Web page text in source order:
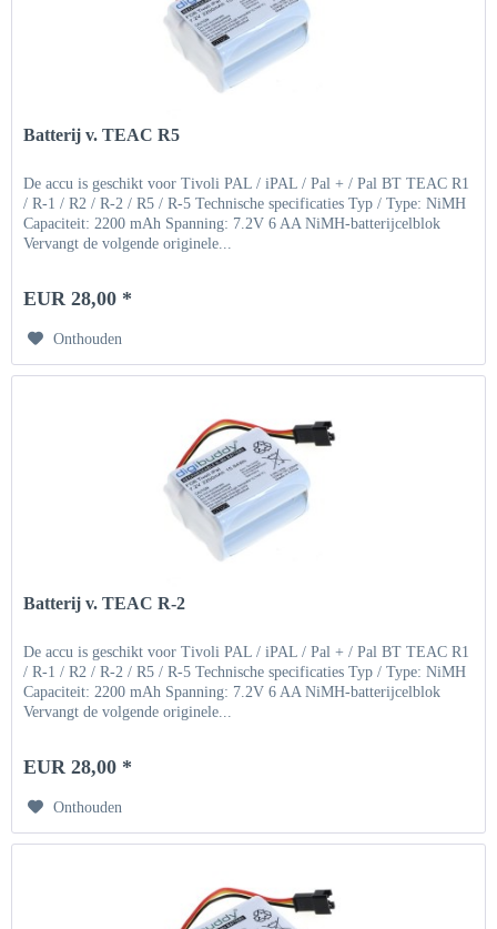
Batterij v. TEAC R5
De accu is geschikt voor Tivoli PAL / iPAL / Pal + / Pal BT TEAC R1
/ R-1 / R2 / R-2 / R5 / R-5 Technische specificaties Typ / Type: NiMH
Capaciteit: 2200 mAh Spanning: 7.2V 6 AA NiMH-batterijcelblok
Vervangt de volgende originele...
EUR 28,00 *
Onthouden
Batterij v. TEAC R-2
De accu is geschikt voor Tivoli PAL / iPAL / Pal + / Pal BT TEAC R1
/ R-1 / R2 / R-2 / R5 / R-5 Technische specificaties Typ / Type: NiMH
Capaciteit: 2200 mAh Spanning: 7.2V 6 AA NiMH-batterijcelblok
Vervangt de volgende originele...
EUR 28,00 *
Onthouden